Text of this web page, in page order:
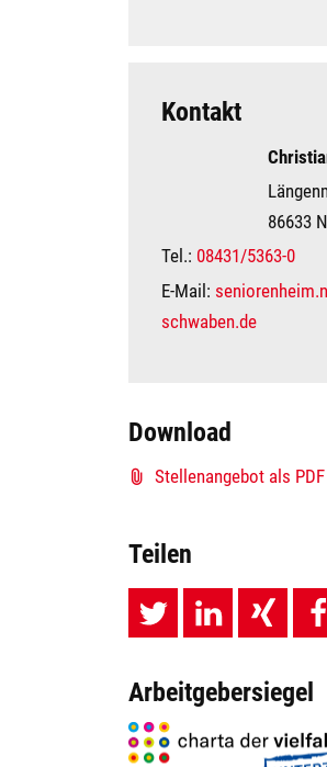
Kontakt
86633
Tel.: 08431/5363-0
E-Mail:
schwaben.de
Download
Stellenangebot als PDF
Teilen
Arbeitgebersiegel